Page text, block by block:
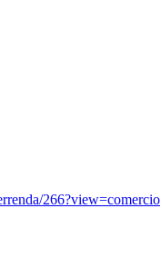
266?view=comercio